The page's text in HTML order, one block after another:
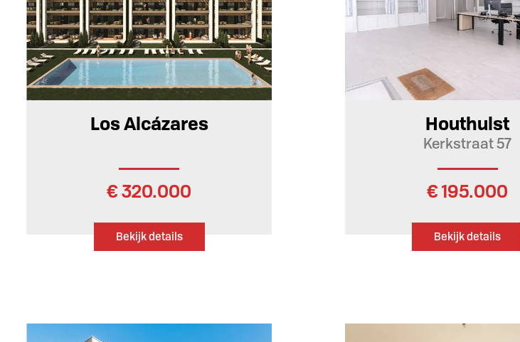
Los Alcázares
€ 320.000
Bekijk details
Houthulst
Kerkstraat 57
€ 195.000
Bekijk details